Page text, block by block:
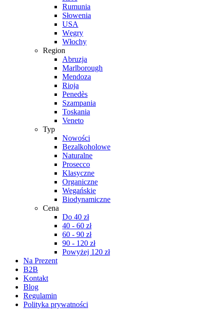
Rumunia
Słowenia
USA
Węgry
Włochy
Region
Abruzja
Marlborough
Mendoza
Rioja
Penedès
Szampania
Toskania
Veneto
Typ
Nowości
Bezalkoholowe
Naturalne
Prosecco
Klasyczne
Organiczne
Wegańskie
Biodynamiczne
Cena
Do 40 zł
40 - 60 zł
60 - 90 zł
90 - 120 zł
Powyżej 120 zł
Na Prezent
B2B
Kontakt
Blog
Regulamin
Polityka prywatności